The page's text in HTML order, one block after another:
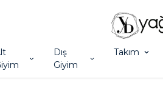
Dış
Giyim
Takım